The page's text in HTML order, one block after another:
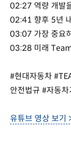
02:27 역량 개발
02:41 향후 5년
03:07 가장 중요
03:28 미래
#현대자동차
안전법규 #자동
유튜브 영상 보기